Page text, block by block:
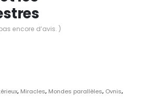
encore d’avis. )
, Miracles, Mondes parallèles, Ovnis,